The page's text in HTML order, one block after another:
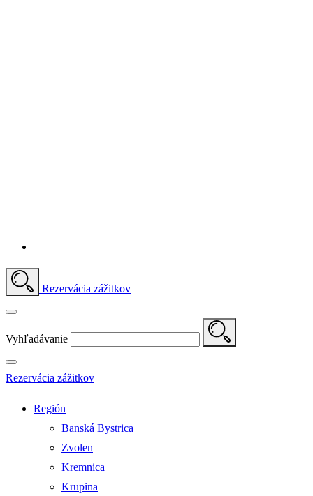
Rezervácia zážitkov
Vyhľadávanie
Rezervácia zážitkov
Región
Banská Bystrica
Zvolen
Kremnica
Krupina